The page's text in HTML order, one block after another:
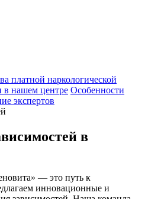
платной наркологической
в нашем центре Особенности
экспертов
в
— это путь к
инновационные и